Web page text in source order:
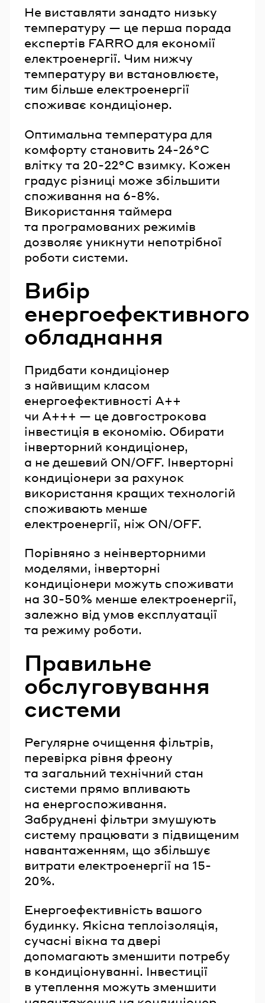
Не виставляти занадто низьку
температуру — це перша порада
експертів FARRO для економії
електроенергії. Чим нижчу
температуру ви встановлюєте,
тим більше електроенергії
споживає кондиціонер.
Оптимальна температура для
комфорту становить 24-26°C
влітку та 20-22°C взимку. Кожен
градус різниці може збільшити
споживання на 6-8%.
Використання таймера
та програмованих режимів
дозволяє уникнути непотрібної
роботи системи.
Вибір
енергоефективного
обладнання
Придбати кондиціонер
з найвищим класом
енергоефективності А++
чи А+++ — це довгострокова
інвестиція в економію. Обирати
інверторний кондиціонер,
а не дешевий ON/OFF. Інверторні
кондиціонери за рахунок
використання кращих технологій
споживають менше
електроенергії, ніж ON/OFF.
Порівняно з неінверторними
моделями, інверторні
кондиціонери можуть споживати
на 30-50% менше електроенергії,
залежно від умов експлуатації
та режиму роботи.
Правильне
обслуговування
системи
Регулярне очищення фільтрів,
перевірка рівня фреону
та загальний технічний стан
системи прямо впливають
на енергоспоживання.
Забруднені фільтри змушують
систему працювати з підвищеним
навантаженням, що збільшує
витрати електроенергії на 15-
20%.
Енергоефективність вашого
будинку. Якісна теплоізоляція,
сучасні вікна та двері
допомагають зменшити потребу
в кондиціонуванні. Інвестиції
в утеплення можуть зменшити